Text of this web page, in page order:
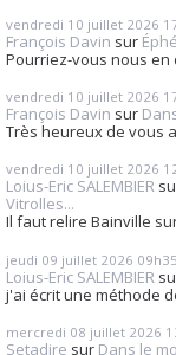
vendredi 10 juillet 2026
François Davin sur
Pourriez-vous nous en
vendredi 10 juillet 2026
François Davin sur
Très heureux de vous
vendredi 10 juillet 2026
Loius-Eric SALEMBIER
Vitrolles...
Il faut relire Bainville
jeudi 09 juillet 2026 09h35
Loius-Eric SALEMBIER
j'ai écrit une méthode
mercredi 08 juillet 2026
Setadire sur Dans le